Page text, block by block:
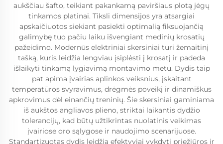
aukščiau šafto, teikiant pakankamą paviršiaus plotą jėgų
tinkamos platinai. Tiksli dimensijos yra atsargiai
apskaičiuotos siekiant pasiekti optimalią fiksuojančią
galimybę tuo pačiu laiku išvengiant medinių krosatių
pažeidimo. Modernūs elektriniai skersiniai turi žemaitinį
tašką, kuris leidžia lengviau įsiplėsti į krosatį ir padeda
išlaikyti tinkamą lygiavimą montavimo metu. Dydis taip
pat apima įvairias aplinkos veiksnius, įskaitant
temperatūros svyravimus, drėgmės poveikį ir dinamiškus
apkrovimus dėl einančių treninių. Šie skersiniai gaminiama
iš aukštos angliavos plieno, striktai laikantis dydžio
tolerancijų, kad būtų užtikrintas nuolatinis veikimas
įvairiose oro sąlygose ir naudojimo scenarijuose.
Standartizuotas dydis leidžia efektyviai vykdyti priežiūros ir